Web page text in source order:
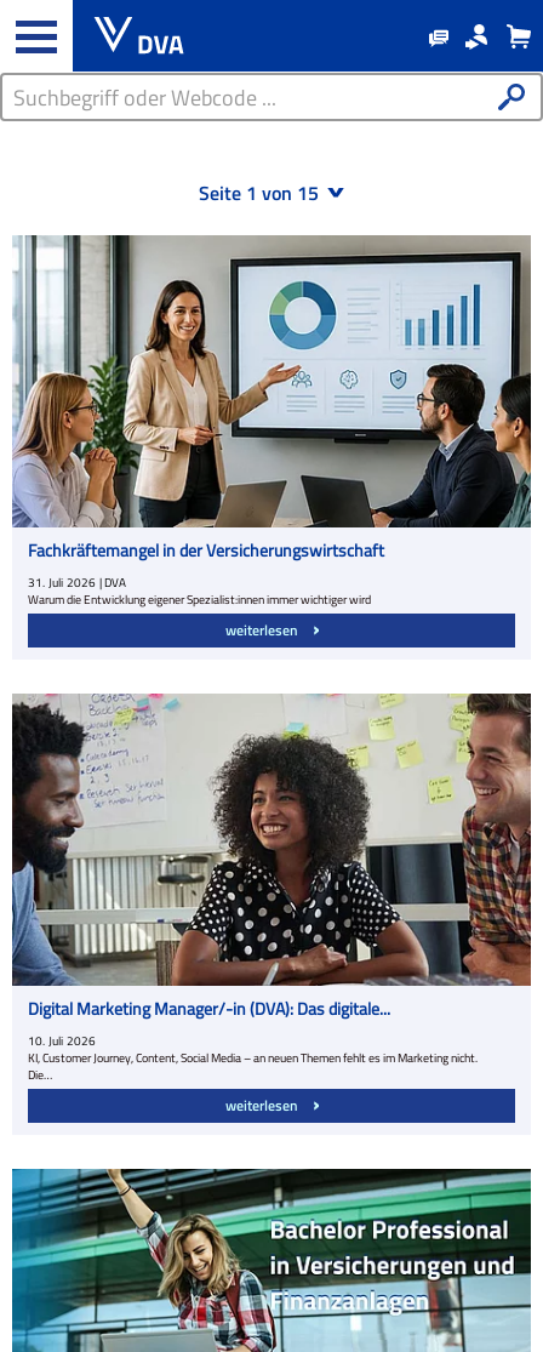
Fachkräftemangel in der Versicherungswirtschaft
31. Juli 2026 | DVA
Warum die Entwicklung eigener Spezialist:innen immer wichtiger wird
weiterlesen
Digital Marketing Manager/-in (DVA): Das digitale...
10. Juli 2026
KI, Customer Journey, Content, Social Media – an neuen Themen fehlt es im Marketing nicht.
Die…
weiterlesen